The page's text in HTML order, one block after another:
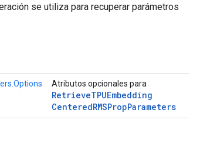
se utiliza para recuperar parámetros
Atributos opcionales para
RetrieveTPUEmbedding
CenteredRMSPropParameters